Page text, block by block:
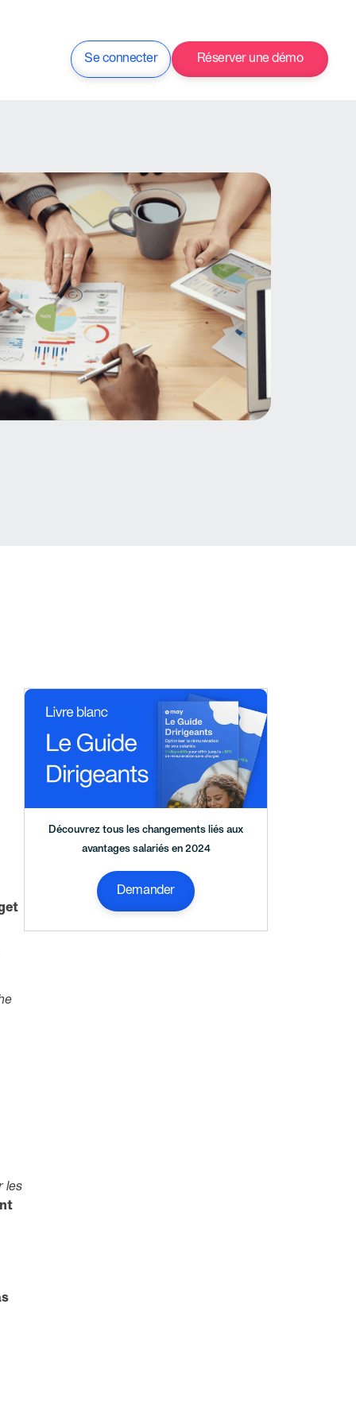
Se connecter Réserver une démo
les
Découvrez tous les changements liés aux
avantages salariés en 2024
Demander